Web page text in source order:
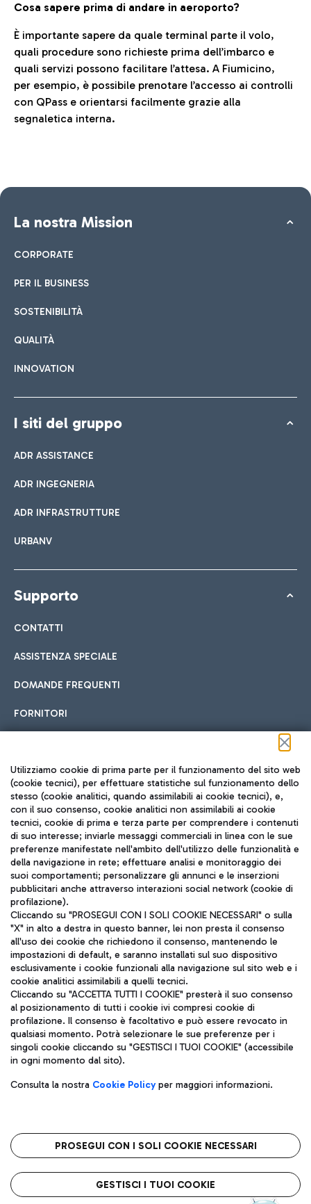
Cosa sapere prima di andare in aeroporto?
È importante sapere da quale terminal parte il volo,
quali procedure sono richieste prima dell’imbarco e
quali servizi possono facilitare l’attesa. A Fiumicino,
per esempio, è possibile prenotare l’accesso ai controlli
con QPass e orientarsi facilmente grazie alla
segnaletica interna.
La nostra Mission
CORPORATE
PER IL BUSINESS
SOSTENIBILITÀ
QUALITÀ
INNOVATION
I siti del gruppo
ADR ASSISTANCE
ADR INGEGNERIA
ADR INFRASTRUTTURE
URBANV
Supporto
CONTATTI
ASSISTENZA SPECIALE
DOMANDE FREQUENTI
FORNITORI
Seguici sui social
TRAVEL JOURNAL
ITA
Aeroporti di Roma S.p.A. - Società soggetta a direzione e
coordinamento di Mundys S.p.A.
Codice fiscale e Registro delle Imprese di Roma 13032990155 P.
IVA 06572251004
Capitale sociale 62.224.743,00 int. vers.
Sede legale: Via Pier Paolo Racchetti 1 - 00054 Fiumicino (RM)
telefono +39 06 65951
Privacy policy
Note legali
Roma FCO
L'aeroporto stellato
Utilizziamo cookie di prima parte per il funzionamento del sito web
(cookie tecnici), per effettuare statistiche sul funzionamento dello
stesso (cookie analitici, quando assimilabili ai cookie tecnici), e,
con il suo consenso, cookie analitici non assimilabili ai cookie
tecnici, cookie di prima e terza parte per comprendere i contenuti
di suo interesse; inviarle messaggi commerciali in linea con le sue
preferenze manifestate nell'ambito dell'utilizzo delle funzionalità e
della navigazione in rete; effettuare analisi e monitoraggio dei
suoi comportamenti; personalizzare gli annunci e le inserzioni
pubblicitari anche attraverso interazioni social network (cookie di
profilazione).
Cliccando su "PROSEGUI CON I SOLI COOKIE NECESSARI" o sulla
"X" in alto a destra in questo banner, lei non presta il consenso
all'uso dei cookie che richiedono il consenso, mantenendo le
impostazioni di default, e saranno installati sul suo dispositivo
esclusivamente i cookie funzionali alla navigazione sul sito web e i
cookie analitici assimilabili a quelli tecnici.
Cliccando su "ACCETTA TUTTI I COOKIE" presterà il suo consenso
al posizionamento di tutti i cookie ivi compresi cookie di
profilazione. Il consenso è facoltativo e può essere revocato in
qualsiasi momento. Potrà selezionare le sue preferenze per i
singoli cookie cliccando su "GESTISCI I TUOI COOKIE" (accessibile
in ogni momento dal sito).
Consulta la nostra Cookie Policyper maggiori informazioni.
PROSEGUI CON I SOLI COOKIE NECESSARI
GESTISCI I TUOI COOKIE